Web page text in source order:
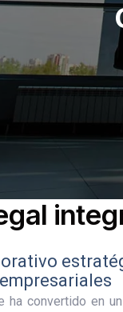
ha convertido en